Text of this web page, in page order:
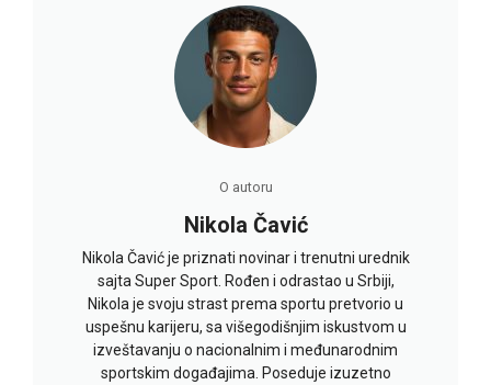
O autoru
Nikola Čavić
Nikola Čavić je priznati novinar i trenutni urednik
sajta Super Sport. Rođen i odrastao u Srbiji,
Nikola je svoju strast prema sportu pretvorio u
uspešnu karijeru, sa višegodišnjim iskustvom u
izveštavanju o nacionalnim i međunarodnim
sportskim događajima. Poseduje izuzetno